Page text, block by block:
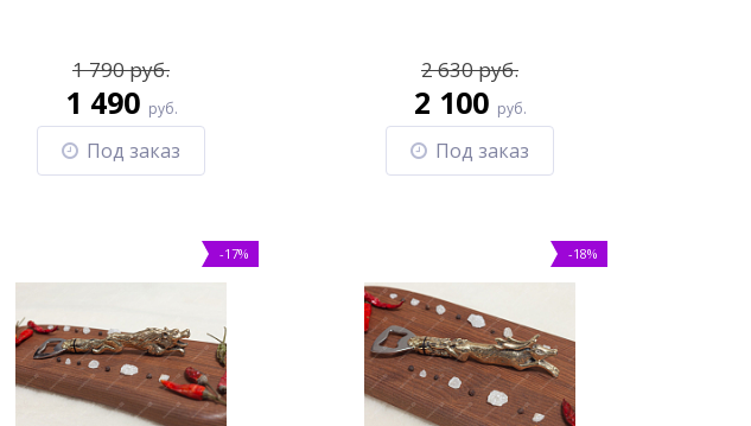
1 790 руб.
1 490 руб.
Под заказ
2 630 руб.
2 100 руб.
Под заказ
-17% -18%